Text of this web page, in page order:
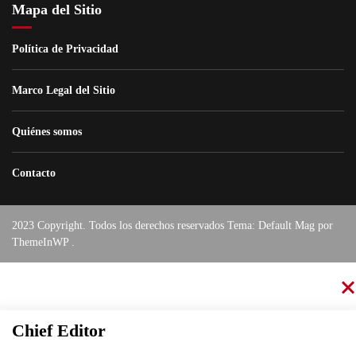
Mapa del Sitio
Política de Privacidad
Marco Legal del Sitio
Quiénes somos
Contacto
2023 Copyright. Todos los derechos reservados Tema: Default Mag por
ThemeInWP
Chief Editor